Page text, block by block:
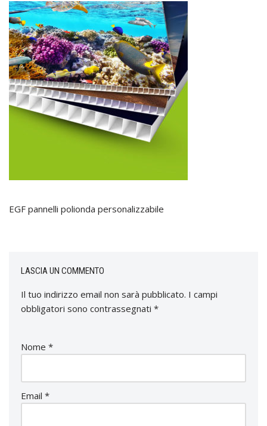
EGF pannelli polionda personalizzabile
LASCIA UN COMMENTO
Il tuo indirizzo email non sarà pubblicato. I campi
obbligatori sono contrassegnati *
Nome *
Email *